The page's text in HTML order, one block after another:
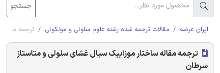
جستجو
ایران عرضه مقالات ترجمه شده رشته علوم سلولی و مولکولی ترجمه
ترجمه مقاله ساختار موزاییک سیال غشای سلولی و متاستاز
سرطان